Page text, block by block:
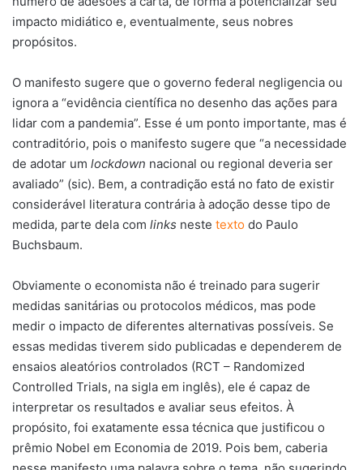
impacto midiático e, eventualmente, seus nobres
propósitos.
O manifesto sugere que o governo federal negligencia ou
ignora a “evidência científica no desenho das ações para
lidar com a pandemia”. Esse é um ponto importante, mas é
contraditório, pois o manifesto sugere que “a necessidade
de adotar um lockdown nacional ou regional deveria ser
avaliado” (sic). Bem, a contradição está no fato de existir
considerável literatura contrária à adoção desse tipo de
medida, parte dela com links neste texto do Paulo
Buchsbaum.
Obviamente o economista não é treinado para sugerir
medidas sanitárias ou protocolos médicos, mas pode
medir o impacto de diferentes alternativas possíveis. Se
essas medidas tiverem sido publicadas e dependerem de
ensaios aleatórios controlados (RCT – Randomized
Controlled Trials, na sigla em inglês), ele é capaz de
interpretar os resultados e avaliar seus efeitos. À
propósito, foi exatamente essa técnica que justificou o
prêmio Nobel em Economia de 2019. Pois bem, caberia